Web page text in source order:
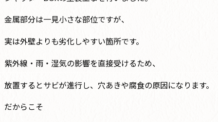
金属部分は一見小さな部位ですが、
実は外壁よりも劣化しやすい箇所です。
紫外線・雨・湿気の影響を直接受けるため、
放置するとサビが進行し、穴あきや腐食の原因になります。
だからこそ――